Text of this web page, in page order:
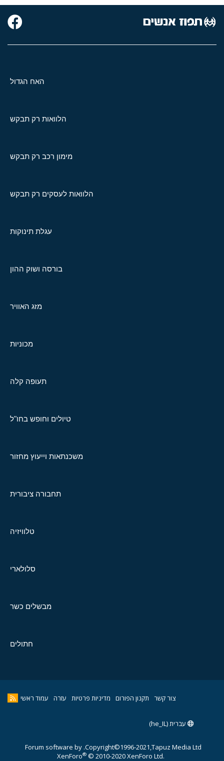
האח הגדול
הלוואות רק תבקש
מימון רכב רק תבקש
הלוואות לעסקים רק תבקש
עגלת תינוקות
בורסה ושוק ההון
מזג האוויר
מכוניות
תעופה קלה
טיולים וחופש בחו"ל
משכנתאות וייעוץ מחזור
תחבורה ציבורית
טלוויזיה
סלולארי
מבשלים כשר
חתולים
צור קשר תקנון הפורום מדיניות פרטיות עזרה עמוד ראשי
עברית (he_IL)
Copyright©1996-2021,Tapuz Media Ltd.
Forum software by
XenForo® © 2010-2020 XenForo Ltd.